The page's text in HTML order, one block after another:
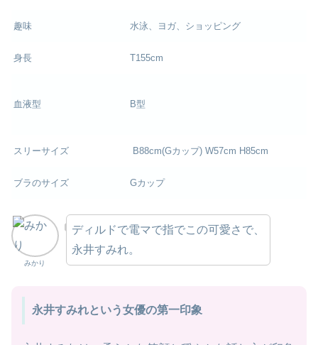
趣味 水泳、ヨガ、ショッピング
身長 T155cm
血液型 B型
スリーサイズ B88cm(Gカップ) W57cm H85cm
ブラのサイズ Gカップ
みかり
ディルドで電マで指でこの可愛さで、
永井すみれ。
永井すみれという女優の第一印象